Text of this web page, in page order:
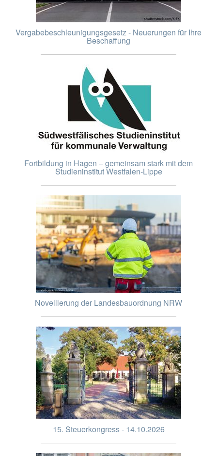
Vergabebeschleunigungsgesetz - Neuerungen für Ihre
Beschaffung
Fortbildung in Hagen – gemeinsam stark mit dem
Studieninstitut Westfalen-Lippe
Novellierung der Landesbauordnung NRW
15. Steuerkongress - 14.10.2026